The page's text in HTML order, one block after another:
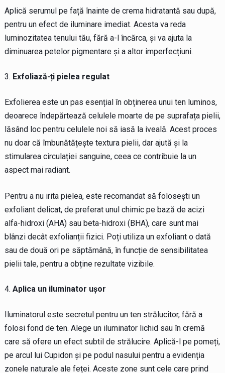
Aplică serumul pe față înainte de crema hidratantă sau după,
pentru un efect de iluminare imediat. Acesta va reda
luminozitatea tenului tău, fără a-l încărca, și va ajuta la
diminuarea petelor pigmentare și a altor imperfecțiuni.
Exfoliază-ți pielea regulat
Exfolierea este un pas esențial în obținerea unui ten luminos,
deoarece îndepărtează celulele moarte de pe suprafața pielii,
lăsând loc pentru celulele noi să iasă la iveală. Acest proces
nu doar că îmbunătățește textura pielii, dar ajută și la
stimularea circulației sanguine, ceea ce contribuie la un
aspect mai radiant.
Pentru a nu irita pielea, este recomandat să folosești un
exfoliant delicat, de preferat unul chimic pe bază de acizi
alfa-hidroxi (AHA) sau beta-hidroxi (BHA), care sunt mai
blânzi decât exfolianții fizici. Poți utiliza un exfoliant o dată
sau de două ori pe săptămână, în funcție de sensibilitatea
pielii tale, pentru a obține rezultate vizibile.
Aplica un iluminator ușor
Iluminatorul este secretul pentru un ten strălucitor, fără a
folosi fond de ten. Alege un iluminator lichid sau în cremă
care să ofere un efect subtil de strălucire. Aplică-l pe pomeți,
pe arcul lui Cupidon și pe podul nasului pentru a evidenția
zonele naturale ale feței. Aceste zone sunt cele care prind